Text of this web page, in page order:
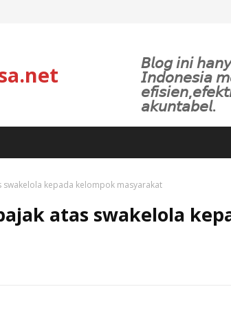
𝘉𝘭𝘰𝘨 𝘪𝘯𝘪
𝘐𝘯𝘥𝘰𝘯𝘦𝘴𝘪𝘢
𝘢𝘬𝘶𝘯𝘵𝘢𝘣𝘦𝘭.
swakelola kepada kelompok masyarakat
atas swakelola